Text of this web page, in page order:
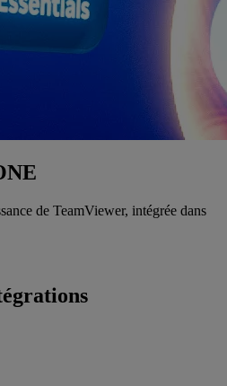
de TeamViewer, intégrée dans